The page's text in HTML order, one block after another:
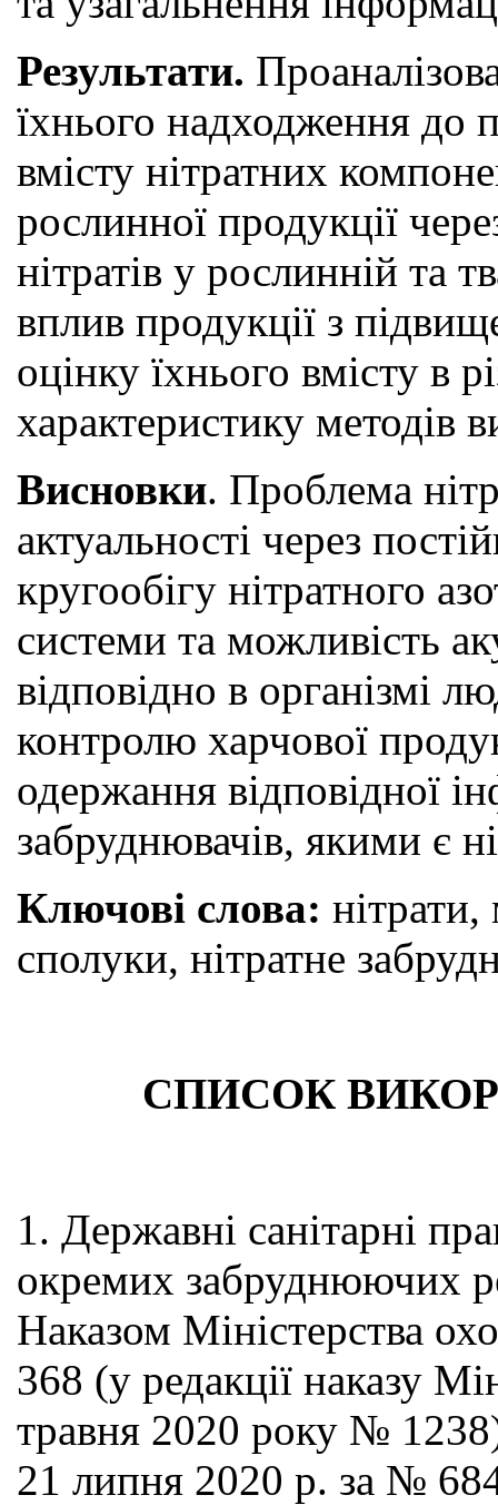
Результати.
їхнього надходження до
вмісту нітратних
рослинної продукції
нітратів у рослинній та
вплив продукції з
оцінку їхнього вмісту в
характеристику методів
Висновки. Проблема
актуальності через
кругообігу нітратного
системи та можливість
відповідно в організмі
контролю харчової
одержання відповідної
забруднювачів, якими є
Ключові слова:
сполуки, нітратне
СПИСОК
1. Державні санітарні
окремих забруднюючих
Наказом Міністерства
368 (у редакції наказу
травня 2020 року №
21 липня 2020 р. за №